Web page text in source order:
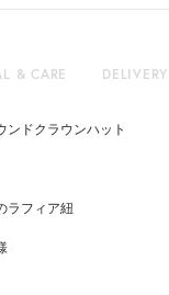
& CARE DELIVERY
ンドクラウンハット
ラフィア紐